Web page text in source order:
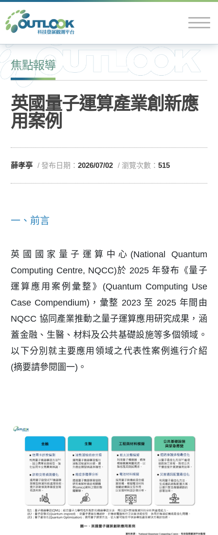
焦點報導
英國量子運算產業創新應
用案例
薛孝亭 / 發布日期：2026/07/02 / 瀏覽次數：515
一、前言
英國國家量子運算中心(National Quantum
Computing Centre, NQCC)於 2025 年發布《量子
運算應用案例彙整》(Quantum Computing Use
Case Compendium)，彙整 2023 至 2025 年間由
NQCC 協同產業推動之量子運算應用研究成果，涵
蓋金融、生醫、材料及公共基礎設施等多個領域。
以下分別就主要應用領域之代表性案例進行介紹
(摘要請參閱圖一)。